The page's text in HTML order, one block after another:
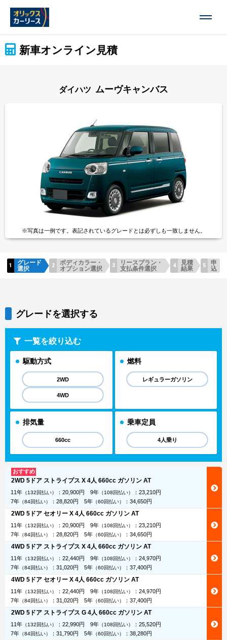
新車オンライン見積
ダイハツ ムーヴキャンバス
※写真は一例です。 表記されているグレードとは必ずしも一致しません。
グレード
選択
ボディカラー・
オプション選択
リースプラン・
支払条件選択
見積
結果
申
込
グレードを選択する
一覧を絞り込む
駆動方式
2WD
4WD
燃料
レギュラーガソリン
排気量
660cc
乗車定員
4人乗り
おすすめ
2WD 5ドア ストライプス X 4人 660cc ガソリン AT
11年（132回払い） ： 20,900円 9年（108回払い） ： 23,210円
7年（84回払い） ： 28,820円 5年（60回払い） ： 34,650円
2WD 5ドア セオリー X 4人 660cc ガソリン AT
11年（132回払い） ： 20,900円 9年（108回払い） ： 23,210円
7年（84回払い） ： 28,820円 5年（60回払い） ： 34,650円
4WD 5ドア ストライプス X 4人 660cc ガソリン AT
11年（132回払い） ： 22,440円 9年（108回払い） ： 24,970円
7年（84回払い） ： 31,020円 5年（60回払い） ： 37,400円
4WD 5ドア セオリー X 4人 660cc ガソリン AT
11年（132回払い） ： 22,440円 9年（108回払い） ： 24,970円
7年（84回払い） ： 31,020円 5年（60回払い） ： 37,400円
2WD 5ドア ストライプス G 4人 660cc ガソリン AT
11年（132回払い） ： 22,990円 9年（108回払い） ： 25,520円
7年（84回払い） ： 31,790円 5年（60回払い） ： 38,280円